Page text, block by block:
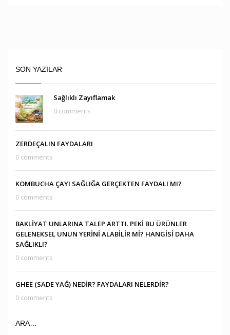
SON YAZILAR
Sağlıklı Zayıflamak
0 comments
ZERDEÇALIN FAYDALARI
0 comments
KOMBUCHA ÇAYI SAĞLIĞA GERÇEKTEN FAYDALI MI?
0 comments
BAKLİYAT UNLARINA TALEP ARTTI. PEKİ BU ÜRÜNLER
GELENEKSEL UNUN YERİNİ ALABİLİR Mİ? HANGİSİ DAHA
SAĞLIKLI?
0 comments
GHEE (SADE YAĞ) NEDİR? FAYDALARI NELERDİR?
0 comments
ARA…